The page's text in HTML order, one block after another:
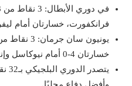
فرانكفورت، خسارتان أمام
خسارتان 4-0 أمام نيوكاسل وإنتر).